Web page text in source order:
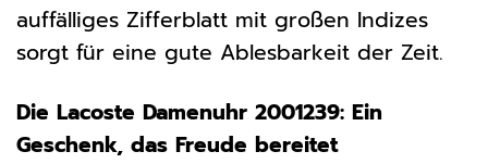
auffälliges Zifferblatt mit großen Indizes
sorgt für eine gute Ablesbarkeit der Zeit.
Die Lacoste Damenuhr 2001239: Ein
Geschenk, das Freude bereitet